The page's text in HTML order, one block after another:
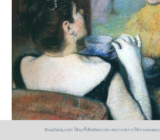
BlogGang.com ใช้คุกกี้เพื่อพัฒนาประสบการณ์การใช้งานของคุณ